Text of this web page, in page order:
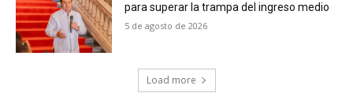
para superar la trampa del ingreso medio
5 de agosto de 2026
Load more